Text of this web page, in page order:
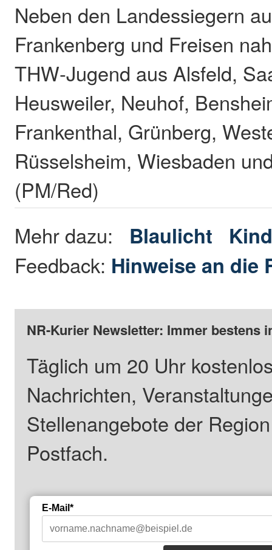
Neben den Landessiegern
Frankenberg und Freisen
THW-Jugend aus Alsfeld,
Heusweiler, Neuhof,
Frankenthal, Grünberg,
Rüsselsheim, Wiesbaden
(PM/Red)
Mehr dazu: Blaulicht
Feedback: Hinweise an die
NR-Kurier Newsletter: Immer bestens
Täglich um 20 Uhr
Nachrichten,
Stellenangebote der
Postfach.
E-Mail*